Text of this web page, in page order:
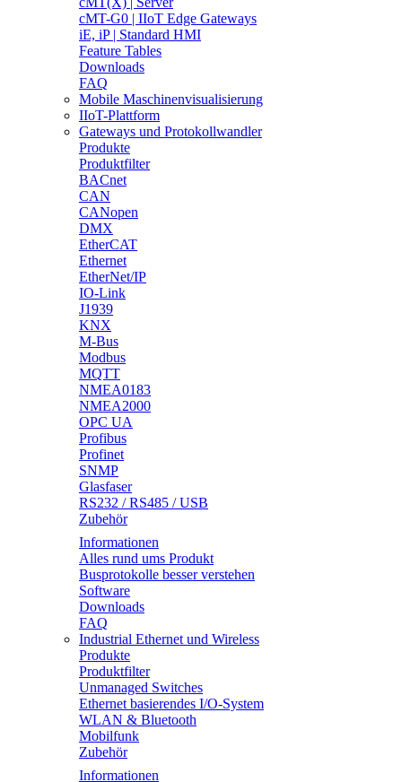
cMT-G0 | IIoT Edge Gateways
iE, iP | Standard HMI
Feature Tables
Downloads
FAQ
Mobile Maschinenvisualisierung
IIoT-Plattform
Gateways und Protokollwandler
Produkte
Produktfilter
BACnet
CAN
CANopen
DMX
EtherCAT
Ethernet
EtherNet/IP
IO-Link
J1939
KNX
M-Bus
Modbus
MQTT
NMEA0183
NMEA2000
OPC UA
Profibus
Profinet
SNMP
Glasfaser
RS232 / RS485 / USB
Zubehör
Informationen
Alles rund ums Produkt
Busprotokolle besser verstehen
Software
Downloads
FAQ
Industrial Ethernet und Wireless
Produkte
Produktfilter
Unmanaged Switches
Ethernet basierendes I/O-System
WLAN & Bluetooth
Mobilfunk
Zubehör
Informationen